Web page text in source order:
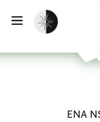
הפעלת מצב כהה
ENA